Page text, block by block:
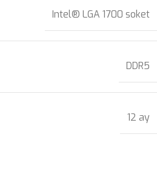
Intel® LGA 1700 soket
DDR5
12 ay